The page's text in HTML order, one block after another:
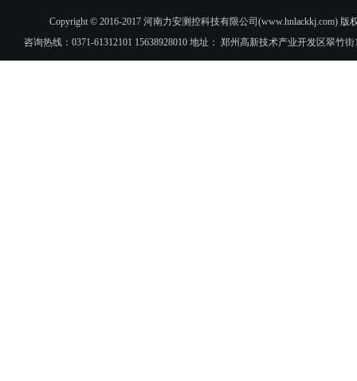
Copyright © 2016-2017 河南力安测控科技有限公司(www.hnlackkj.com)
咨询热线：0371-61312101 15638928010 地址： 郑州高新技术产业开发区翠竹